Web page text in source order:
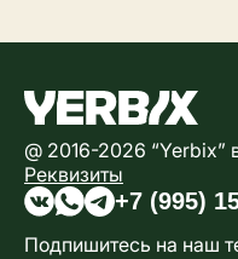
@ 2016-2026
Реквизиты
+7 (995)
Подпишитесь на наш